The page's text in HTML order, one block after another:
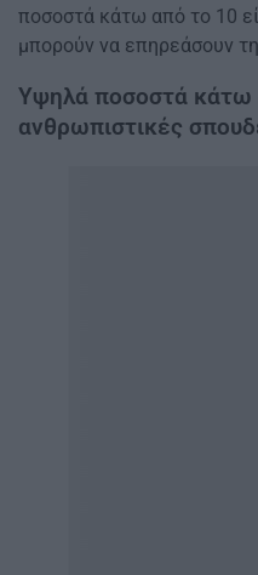
ποσοστά κάτω από το 10
μπορούν να επηρεάσουν
Υψηλά ποσοστά κάτω
ανθρωπιστικές